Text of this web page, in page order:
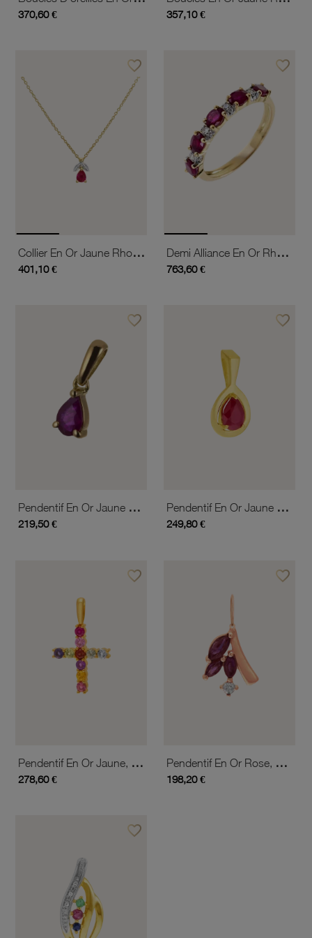
370,60 € 357,10 €
favorite_borderAjouter à vos favoris
Collier En Or Jaune Rhodié, Rubis Et Diamants
401,10 €
favorite_borderAjouter
Demi Alliance En Or Rhodié, Rubis Et Diamants
763,60 €
favorite_borderAjouter à vos favoris
Pendentif En Or Jaune Et Rubis
219,50 €
favorite_borderAjouter
Pendentif En Or Jaune Et Rubis
249,80 €
favorite_borderAjouter à vos favoris
Pendentif En Or Jaune, Saphirs, Rubis, Citrine, Aigue-Marine, Péridot, Cordiérite, Tourmaline, Améthyste Et Grenat
278,60 €
favorite_borderAjouter
Pendentif En Or Rose, Rubis Et Diamant
198,20 €
favorite_borderAjouter à vos favoris